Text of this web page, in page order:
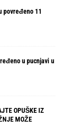
povređeno 11
u pucnjavi u
OPUŠKE IZ
MOŽE